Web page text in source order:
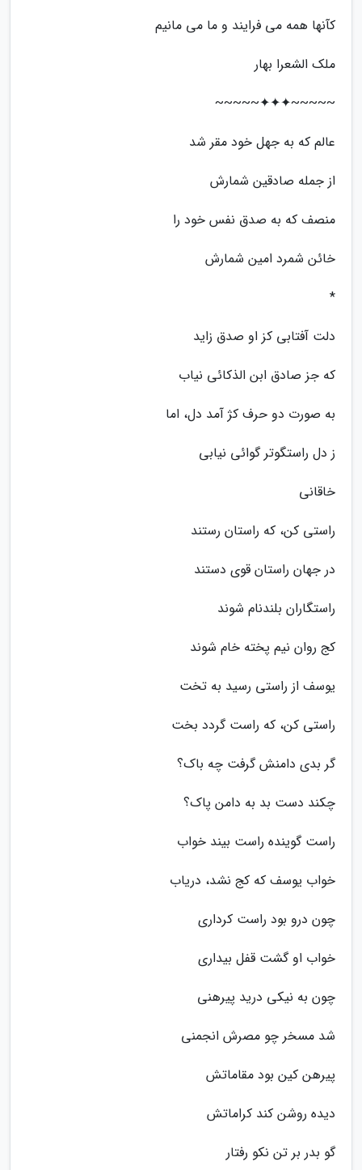
کآنها همه می فرایند و ما می مانیم
ملک الشعرا بهار
~~~~~✦✦✦~~~~~
عالم که به جهل خود مقر شد
از جمله صادقین شمارش
منصف که به صدق نفس خود را
خائن شمرد امین شمارش
*
دلت آفتابی کز او صدق زاید
که جز صادق ابن الذکائی نیاب
به صورت دو حرف کژ آمد دل، اما
ز دل راستگوتر گوائی نیابی
خاقانی
راستی کن، که راستان رستند
در جهان راستان قوی دستند
راستگاران بلندنام شوند
کج روان نیم پخته خام شوند
یوسف از راستی رسید به تخت
راستی کن، که راست گردد بخت
گر بدی دامنش گرفت چه باک؟
چکند دست بد به دامن پاک؟
راست گوینده راست بیند خواب
خواب یوسف که کج نشد، دریاب
چون درو بود راست کرداری
خواب او گشت قفل بیداری
چون به نیکی درید پیرهنی
شد مسخر چو مصرش انجمنی
پیرهن کین بود مقاماتش
دیده روشن کند کراماتش
گو بدر بر تن نکو رفتار